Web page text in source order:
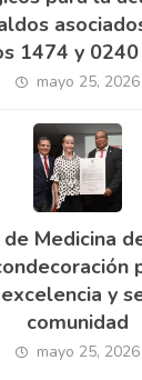
1474 y
mayo 25, 2026
de Medicina
y
comunidad
mayo 25, 2026